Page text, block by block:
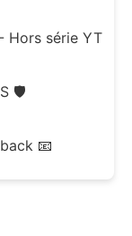
Hors série YT
🛡
📧